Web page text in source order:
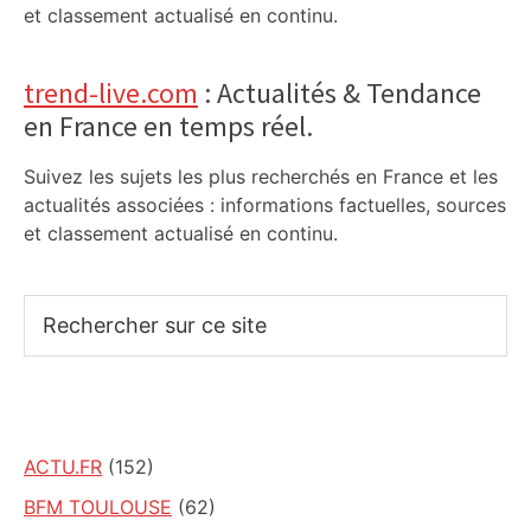
et classement actualisé en continu.
trend-live.com : Actualités & Tendance
en France en temps réel.
Suivez les sujets les plus recherchés en France et les
actualités associées : informations factuelles, sources
et classement actualisé en continu.
sur
ACTU.FR (152)
BFM TOULOUSE (62)